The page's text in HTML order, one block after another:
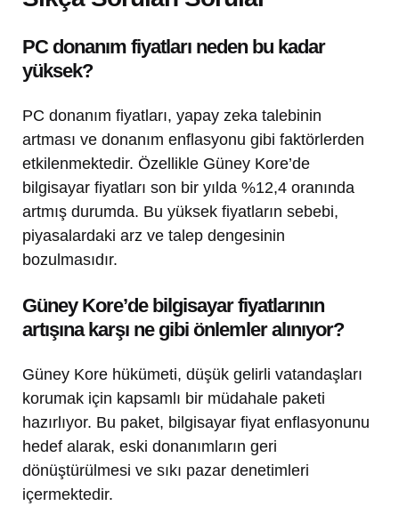
PC donanım fiyatları neden bu kadar
yüksek?
PC donanım fiyatları, yapay zeka talebinin
artması ve donanım enflasyonu gibi faktörlerden
etkilenmektedir. Özellikle Güney Kore’de
bilgisayar fiyatları son bir yılda %12,4 oranında
artmış durumda. Bu yüksek fiyatların sebebi,
piyasalardaki arz ve talep dengesinin
bozulmasıdır.
Güney Kore’de bilgisayar fiyatlarının
artışına karşı ne gibi önlemler alınıyor?
Güney Kore hükümeti, düşük gelirli vatandaşları
korumak için kapsamlı bir müdahale paketi
hazırlıyor. Bu paket, bilgisayar fiyat enflasyonunu
hedef alarak, eski donanımların geri
dönüştürülmesi ve sıkı pazar denetimleri
içermektedir.